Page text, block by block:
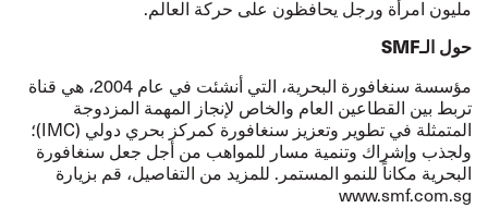
مليون امرأة ورجل يحافظون على حركة العالم.
حول الـSMF
مؤسسة سنغافورة البحرية، التي أنشئت في عام 2004، هي قناة
تربط بين القطاعين العام والخاص لإنجاز المهمة المزدوجة
المتمثلة في تطوير وتعزيز سنغافورة كمركز بحري دولي (IMC‏)؛
ولجذب وإشراك وتنمية مسار للمواهب من أجل جعل سنغافورة
البحرية مكاناً للنمو المستمر. للمزيد من التفاصيل، قم بزيارة
www.smf.com.sg